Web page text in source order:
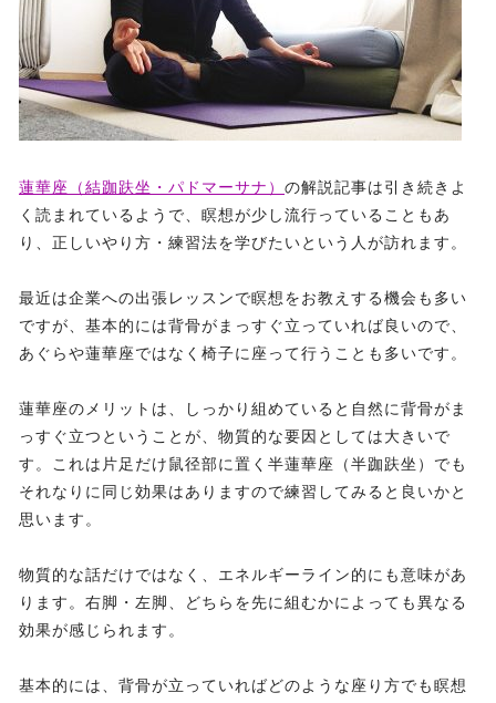
蓮華座（結跏趺坐・パドマーサナ） の解説記事は引き続きよ
く読まれているようで、瞑想が少し流行っていることもあ
り、正しいやり方・練習法を学びたいという人が訪れます。
最近は企業への出張レッスンで瞑想をお教えする機会も多い
ですが、基本的には背骨がまっすぐ立っていれば良いので、
あぐらや蓮華座ではなく椅子に座って行うことも多いです。
蓮華座のメリットは、しっかり組めていると自然に背骨がま
っすぐ立つということが、物質的な要因としては大きいで
す。これは片足だけ鼠径部に置く半蓮華座（半跏趺坐）でも
それなりに同じ効果はありますので練習してみると良いかと
思います。
物質的な話だけではなく、エネルギーライン的にも意味があ
ります。右脚・左脚、どちらを先に組むかによっても異なる
効果が感じられます。
基本的には、背骨が立っていればどのような座り方でも瞑想